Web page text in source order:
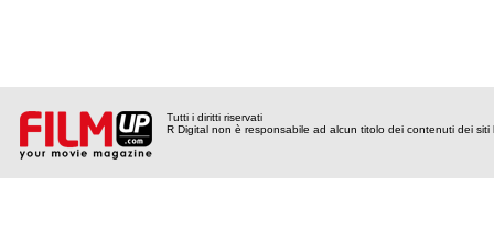
Tutti i diritti riservati
R Digital non è responsabile ad alcun titolo dei contenuti dei siti